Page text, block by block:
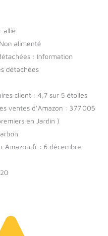
allié
alimenté
: Information
détachées
client : 4,7 sur 5 étoiles
ventes d’Amazon : 377 005
en Jardin )
Amazon.fr : 6 décembre